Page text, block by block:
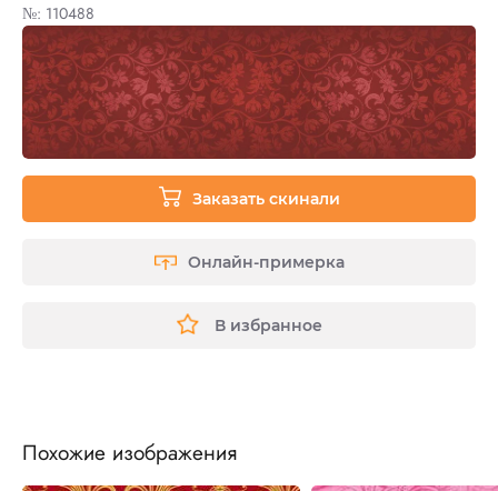
№: 110488
Заказать скинали
Онлайн-примерка
В избранное
Похожие изображения